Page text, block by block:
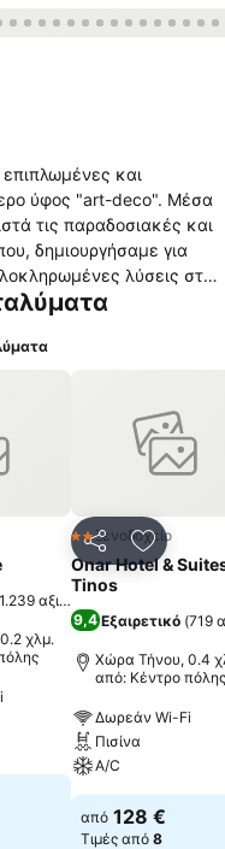
και
"art-deco". Μέσα
τις παραδοσιακές και
δημιουργήσαμε για
λύσεις στην
κατοικίες με όνομα
απέχοντας μόλις 21
καΐκια και τα
και ταυτόχρονα
τόπου.
στα αγαπημένα
1.239 αξιολογήσεις
χλμ.
Κοινοποίηση
2 Αστέρια
Ξενοδοχείο
Onar Hotel &
Tinos
9,4 Εξαιρετικό (719
Χώρα Τήνου, 0.4
από: Κέντρο πόλης
Δωρεάν Wi-Fi
Πισίνα
A/C
από 128 €
Τιμές από 8